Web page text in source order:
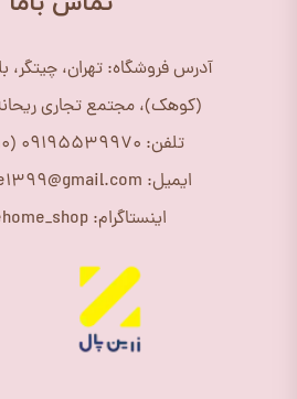
آدرس فروشگاه: تهران، چیتگر،
(کوهک)، مجتمع تجاری
تلفن: 09195539970 (10 الی 18 )
ایمیل: purehome1399@gmail.com
اینستاگرام: purehome_shop@